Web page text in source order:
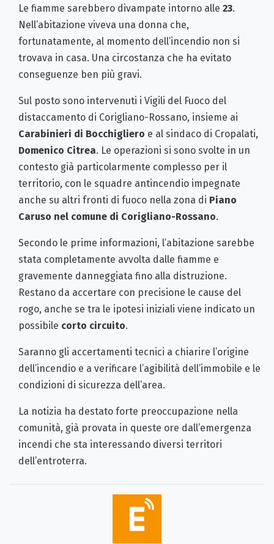
Le fiamme sarebbero divampate intorno alle 23.
Nell’abitazione viveva una donna che,
fortunatamente, al momento dell’incendio non si
trovava in casa. Una circostanza che ha evitato
conseguenze ben più gravi.
Sul posto sono intervenuti i Vigili del Fuoco del
distaccamento di Corigliano-Rossano, insieme ai
Carabinieri di Bocchigliero e al sindaco di Cropalati,
Domenico Citrea. Le operazioni si sono svolte in un
contesto già particolarmente complesso per il
territorio, con le squadre antincendio impegnate
anche su altri fronti di fuoco nella zona di Piano
Caruso nel comune di Corigliano-Rossano.
Secondo le prime informazioni, l’abitazione sarebbe
stata completamente avvolta dalle fiamme e
gravemente danneggiata fino alla distruzione.
Restano da accertare con precisione le cause del
rogo, anche se tra le ipotesi iniziali viene indicato un
possibile corto circuito.
Saranno gli accertamenti tecnici a chiarire l’origine
dell’incendio e a verificare l’agibilità dell’immobile e le
condizioni di sicurezza dell’area.
La notizia ha destato forte preoccupazione nella
comunità, già provata in queste ore dall’emergenza
incendi che sta interessando diversi territori
dell’entroterra.